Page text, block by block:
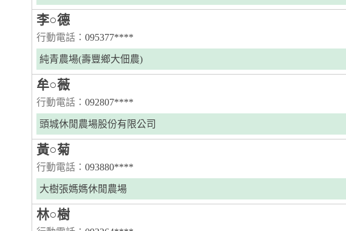
李○德
行動電話： 095377****
純青農場(壽豐鄉大佃農)
牟○薇
行動電話： 092807****
頭城休閒農場股份有限公司
黃○菊
行動電話： 093880****
大樹張媽媽休閒農場
林○樹